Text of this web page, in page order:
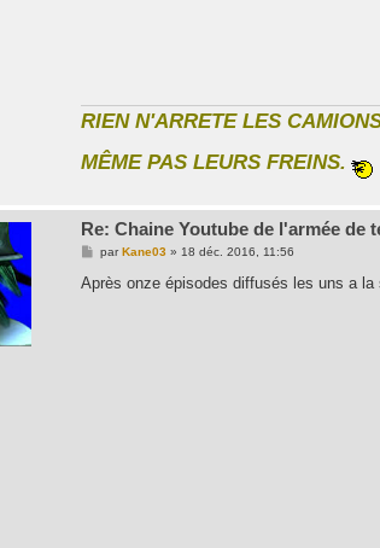
RIEN N'ARRETE LES
MÊME PAS LEURS FREINS.
Re: Chaine Youtube de l'armée de
M
s
parKane03» 18 déc. 2016, 11:56
Après onze épisodes diffusés les uns a